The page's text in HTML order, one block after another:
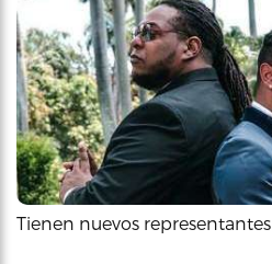
Tienen nuevos representantes